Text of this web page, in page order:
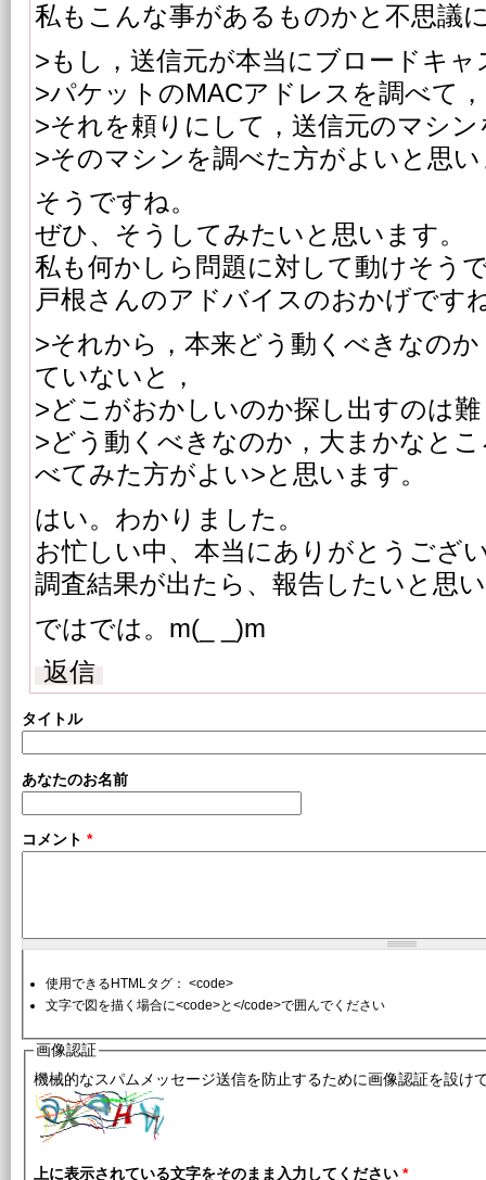
私もこんな事があるものかと不思議
>もし，送信元が本当にブロードキ
>パケットのMACアドレスを調べて，
>それを頼りにして，送信元のマシ
>そのマシンを調べた方がよいと思
そうですね。
ぜひ、そうしてみたいと思います。
私も何かしら問題に対して動けそう
戸根さんのアドバイスのおかげです
>それから，本来どう動くべきなの
ていないと，
>どこがおかしいのか探し出すのは
>どう動くべきなのか，大まかなと
べてみた方がよい>と思います。
はい。わかりました。
お忙しい中、本当にありがとうござ
調査結果が出たら、報告したいと思
ではでは。m(_ _)m
返信
タイトル
あなたのお名前
コメント *
使用できるHTMLタグ： <code>
文字で図を描く場合に<code>と</code>で囲んでください
画像認証
機械的なスパムメッセージ送信を防止するために画像認証を設け
上に表示されている文字をそのまま入力してください *